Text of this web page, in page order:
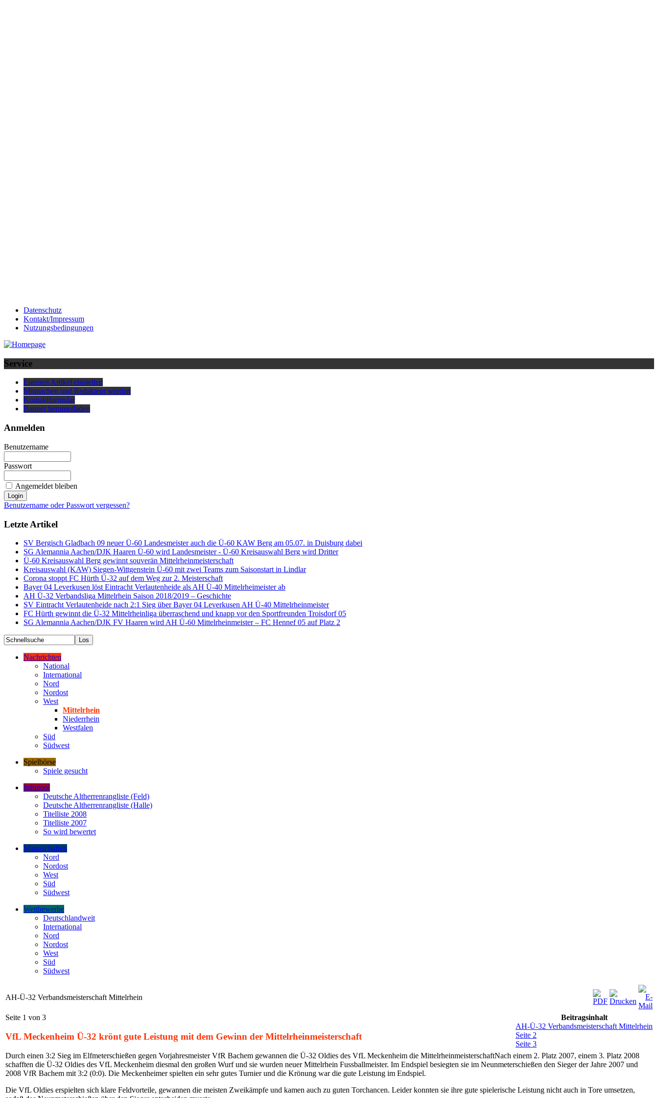
Datenschutz
Kontakt/Impressum
Nutzungsbedingungen
Service
Eigenen Artikel einstellen
Mitmachen und Redakteur werden
Kontaktformular
Banner herunterladen
Anmelden
Benutzername
Passwort
Angemeldet bleiben
Benutzername oder Passwort vergessen?
Letzte Artikel
SV Bergisch Gladbach 09 neuer Ü-60 Landesmeister auch die Ü-60 KAW Berg am 05.07. in Duisburg dabei
SG Alemannia Aachen/DJK Haaren Ü-60 wird Landesmeister - Ü-60 Kreisauswahl Berg wird Dritter
Ü-60 Kreisauswahl Berg gewinnt souverän Mittelrheinmeisterschaft
Kreisauswahl (KAW) Siegen-Wittgenstein Ü-60 mit zwei Teams zum Saisonstart in Lindlar
Corona stoppt FC Hürth Ü-32 auf dem Weg zur 2. Meisterschaft
Bayer 04 Leverkusen löst Eintracht Verlautenheide als AH Ü-40 Mittelrheimeister ab
AH Ü-32 Verbandsliga Mittelrhein Saison 2018/2019 – Geschichte
SV Eintracht Verlautenheide nach 2:1 Sieg über Bayer 04 Leverkusen AH Ü-40 Mittelrheinmeister
FC Hürth gewinnt die Ü-32 Mittelrheinliga überraschend und knapp vor den Sportfreunden Troisdorf 05
SG Alemannia Aachen/DJK FV Haaren wird AH Ü-60 Mittelrheinmeister – FC Hennef 05 auf Platz 2
Nachrichten
National
International
Nord
Nordost
West
Mittelrhein
Niederrhein
Westfalen
Süd
Südwest
Spielbörse
Spiele gesucht
Infopool
Deutsche Altherrenrangliste (Feld)
Deutsche Altherrenrangliste (Halle)
Titelliste 2008
Titelliste 2007
So wird bewertet
Mannschaften
Nord
Nordost
West
Süd
Südwest
Wettbewerbe
Deutschlandweit
International
Nord
Nordost
West
Süd
Südwest
AH-Ü-32 Verbandsmeisterschaft Mittelrhein
Beitragsinhalt
AH-Ü-32 Verbandsmeisterschaft Mittelrhein
Seite 2
Seite 3
Seite 1 von 3
VfL Meckenheim Ü-32 krönt gute Leistung mit dem Gewinn der Mittelrheinmeisterschaft
Durch einen 3:2 Sieg im Elfmeterschießen gegen Vorjahresmeister VfR Bachem gewannen die Ü-32 Oldies des VfL Meckenheim die MittelrheinmeisterschaftNach einem 2. Platz 2007, einem 3. Platz 2008
schafften die Ü-32 Oldies des VfL Meckenheim diesmal den großen Wurf und sie wurden neuer Mittelrhein Fussballmeister. Im Endspiel besiegten sie im Neunmeterschießen den Sieger der Jahre 2007 und
2008 VfR Bachem mit 3:2 (0:0). Die Meckenheimer spielten ein sehr gutes Turnier und die Krönung war die gute Leistung im Endspiel.
Die VfL Oldies erspielten sich klare Feldvorteile, gewannen die meisten Zweikämpfe und kamen auch zu guten Torchancen. Leider konnten sie ihre gute spielerische Leistung nicht auch in Tore umsetzen,